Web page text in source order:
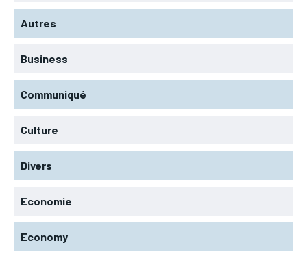
Autres
Business
Communiqué
Culture
Divers
Economie
Economy